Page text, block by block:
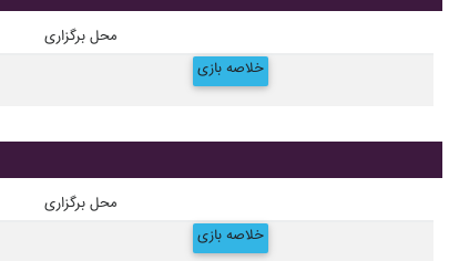
محل برگزاری
خلاصه بازی
محل برگزاری
خلاصه بازی